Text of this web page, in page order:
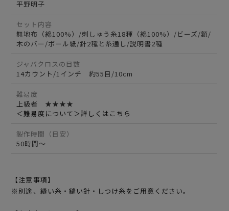
平野明子
セット内容
無地布（綿100%）/刺しゅう糸18種（綿100%）/ビーズ/額/
木のバー/ボール紙/針2種と糸通し/説明書2種
ジャバクロスの目数
14カウント/1インチ 約55目/10cm
難易度
上級者 ★★★★
＜難易度について＞詳しくはこちら
製作時間（目安）
50時間～
【注意事項】
※別途、縫い糸・縫い針・しつけ糸をご用意ください。